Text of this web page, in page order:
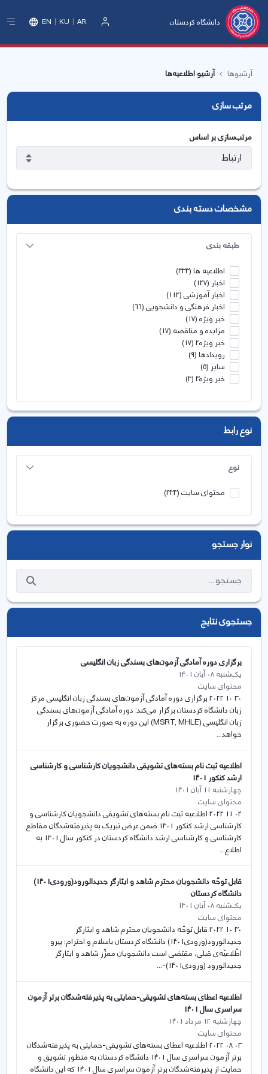
دانشگاه کردستان EN KU AR
آرشیوها آرشیو اطلاعیه‌ها
مرتب سازی
مرتب‌سازی بر اساس
مشخصات دسته بندی
طبقه بندی
اطلاعیه ها(333)
اخبار (127)
اخبار آموزشی(112)
اخبار فرهنگی و دانشجویی(66)
خبر ویژه(17)
مزایده و مناقصه (17)
خبر ویژه2 (17)
رویدادها(9)
سایر (5)
خبر ویژه3 (4)
نوع رابط
نوع
محتوای سایت(333)
نوار جستجو
جستجوی نتایج
برگزاری دوره آمادگی آزمون‌های بسندگی زبان انگلیسی
یک‌شنبه 08 آبان 1401
محتوای سایت
30 10 2022 برگزاری دوره آمادگی آزمون‌های بسندگی زبان انگلیسی مرکز
زبان دانشگاه کردستان برگزار می‌کند: دوره آمادگی آزمون‌های بسندگی
زبان انگلیسی (MSRT, MHLE) این دوره به صورت حضوری برگزار
خواهد...
اطلاعیه ثبت نام بسته‌های تشویقی دانشجویان کارشناسی و کارشناسی
ارشد کنکور 1401
چهارشنبه 11 آبان 1401
محتوای سایت
02 11 2022 اطلاعیه ثبت نام بسته‌های تشویقی دانشجویان کارشناسی و
کارشناسی ارشد کنکور 1401 ضمن عرض تبریک به پذیرفته‌شدگان مقاطع
کارشناسی و کارشناسی ارشد دانشگاه کردستان در کنکور سال 1401 به
اطلاع...
قابل توجّه دانشجویان محترم شاهد و ایثارگر جدیدالورود(ورودی1401)
دانشگاه کردستان
یک‌شنبه 08 آبان 1401
محتوای سایت
30 10 2022 قابل توجّه دانشجویان محترم شاهد و ایثارگر
جدیدالورود(ورودی1401) دانشگاه کردستان باسلام و احترام؛ پیرو
اطّلاعیّه‌ی قبلی، مقتضی است دانشجویان معزّز شاهد و ایثارگر
جدیدالورود (ورودی1401)-...
اطلاعیه اعطای بسته‌های تشویقی-حمایتی به پذیرفته‌شدگان برتر آزمون
سراسری سال 1401
چهارشنبه 12 مرداد 1401
محتوای سایت
03 08 2022 اطلاعیه اعطای بسته‌های تشویقی-حمایتی به پذیرفته‌شدگان
برتر آزمون سراسری سال 1401 دانشگاه کردستان به منظور تشویق و
حمایت از پذیرفته‌شدگان برتر آزمون سراسری سال 1401 که این دانشگاه